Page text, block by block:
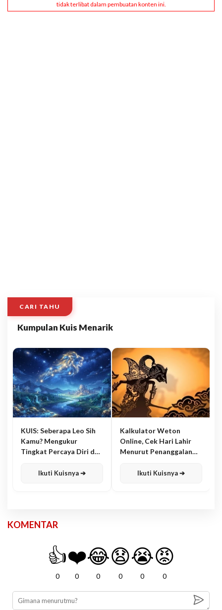
CARI TAHU
Kumpulan Kuis Menarik
KUIS: Seberapa Leo Sih
Kamu? Mengukur
Tingkat Percaya Diri dan
Ikuti Kuisnya ➔
Kalkulator Weton
Online, Cek Hari Lahir
Menurut Penanggalan
Ikuti Kuisnya ➔
KOMENTAR
👍
0
❤️
0
😂
0
😧
0
😭
0
😡
0